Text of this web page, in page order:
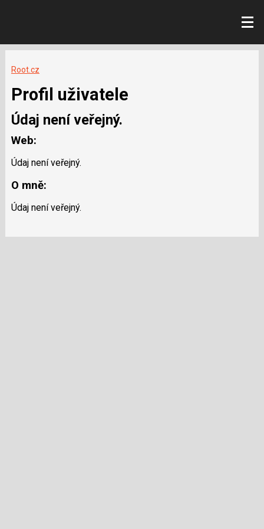
Root.cz
Profil uživatele
Údaj není veřejný.
Web:
Údaj není veřejný.
O mně:
Údaj není veřejný.